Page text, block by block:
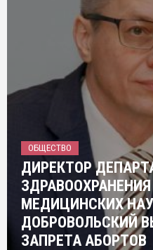
ОБЩЕСТВО
ДИРЕКТОР
МЕДИЦИНСКИХ
ДОБРОВОЛЬСКИЙ
ЗАПРЕТА АБОРТОВ